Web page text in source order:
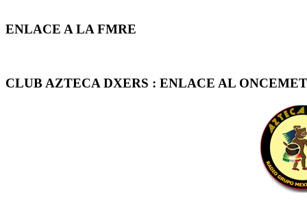
ENLACE A LA FMRE
CLUB AZTECA DXERS : ENLACE AL